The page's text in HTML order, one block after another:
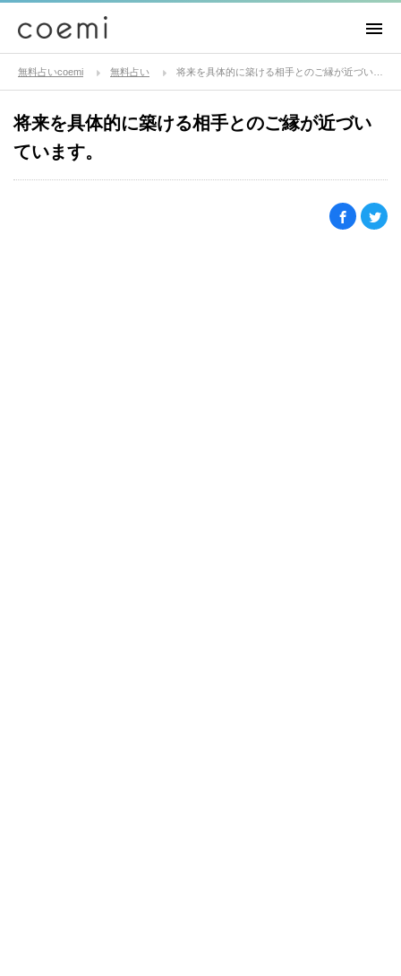
無料占いcoemi 無料占い
将来を具体的に築ける相手とのご縁が近づい
ています。